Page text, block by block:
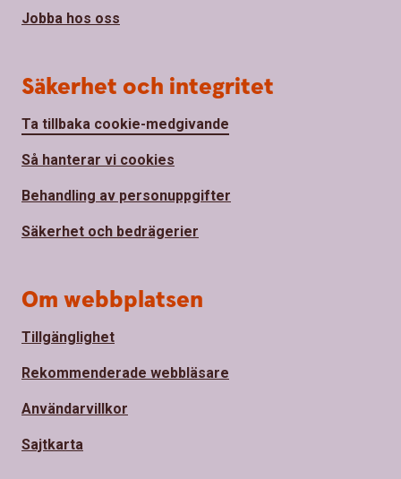
Jobba hos oss
Säkerhet och integritet
Ta tillbaka cookie-medgivande
Så hanterar vi cookies
Behandling av personuppgifter
Säkerhet och bedrägerier
Om webbplatsen
Tillgänglighet
Rekommenderade webbläsare
Användarvillkor
Sajtkarta